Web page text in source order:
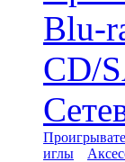
Blu-
CD/
иглы